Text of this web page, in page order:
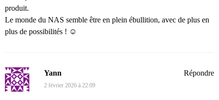
produit.
Le monde du NAS semble être en plein ébullition, avec de plus en
plus de possibilités ! ☺️
Yann
2 février 2026 à 22:09
Répondre